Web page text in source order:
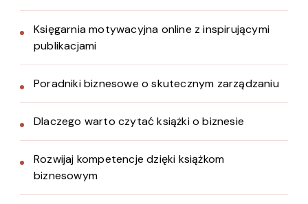
Księgarnia motywacyjna online z inspirującymi
publikacjami
Poradniki biznesowe o skutecznym zarządzaniu
Dlaczego warto czytać książki o biznesie
Rozwijaj kompetencje dzięki książkom
biznesowym